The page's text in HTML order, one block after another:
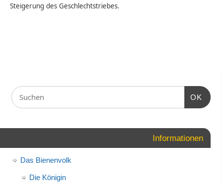
Steigerung des Geschlechtstriebes.
OK
Informationen
Das Bienenvolk
Die Königin